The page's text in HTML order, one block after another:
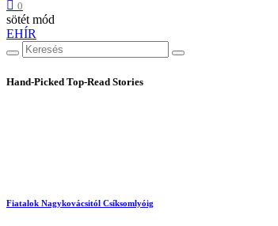
0
sötét mód
EHÍR
Hand-Picked Top-Read Stories
Fiatalok Nagykovácsitól Csíksomlyóig